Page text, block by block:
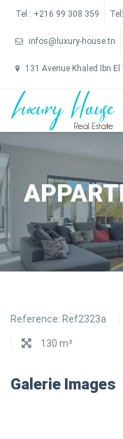
Tel : +216 99 308 359
infos@luxury-house.tn
131 Avenue Khaled Ibn
Reference: Ref2323a
130 m²
Galerie Images